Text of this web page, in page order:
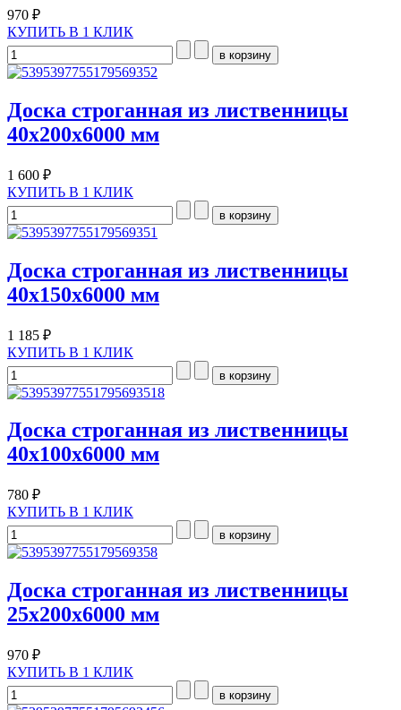
970 ₽
КУПИТЬ В 1 КЛИК
Доска строганная из лиственницы
40x200х6000 мм
1 600 ₽
КУПИТЬ В 1 КЛИК
Доска строганная из лиственницы
40x150х6000 мм
1 185 ₽
КУПИТЬ В 1 КЛИК
Доска строганная из лиственницы
40x100х6000 мм
780 ₽
КУПИТЬ В 1 КЛИК
Доска строганная из лиственницы
25x200х6000 мм
970 ₽
КУПИТЬ В 1 КЛИК